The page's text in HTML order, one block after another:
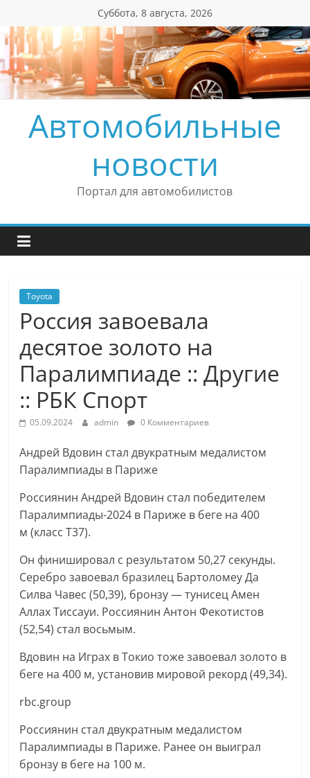
содержимому
Суббота, 8 августа, 2026
Автомобильные
новости
Портал для автомобилистов
Toyota
Россия завоевала
десятое золото на
Паралимпиаде :: Другие
:: РБК Спорт
05.09.2024 admin 0 Комментариев
Андрей Вдовин стал двукратным медалистом
Паралимпиады в Париже
Россиянин Андрей Вдовин стал победителем
Паралимпиады-2024 в Париже в беге на 400
м (класс T37).
Он финишировал с результатом 50,27 секунды.
Серебро завоевал бразилец Бартоломеу Да
Силва Чавес (50,39), бронзу — тунисец Амен
Аллах Тиссауи. Россиянин Антон Фекотистов
(52,54) стал восьмым.
Вдовин на Играх в Токио тоже завоевал золото в
беге на 400 м, установив мировой рекорд (49,34).
rbc.group
Россиянин стал двукратным медалистом
Паралимпиады в Париже. Ранее он выиграл
бронзу в беге на 100 м.